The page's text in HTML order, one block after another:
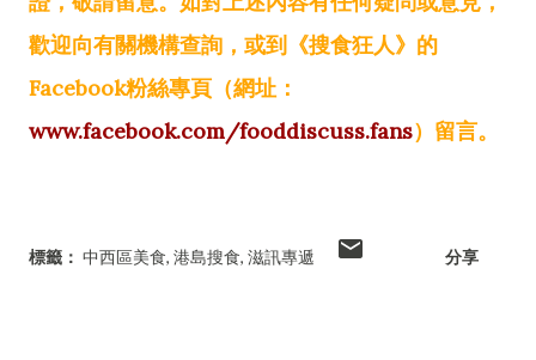
歡迎向有關機構查詢，或到《搜食狂人》的
Facebook粉絲專頁（網址：
www.facebook.com/fooddiscuss.fans）留言。
標籤： 中西區美食 港島搜食 滋訊專遞 分享